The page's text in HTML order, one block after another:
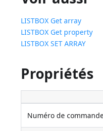
LISTBOX Get array
LISTBOX Get property
LISTBOX SET ARRAY
Propriétés
Numéro de